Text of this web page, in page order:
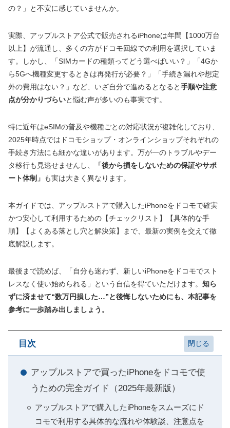
の？」と不安に感じていませんか。
実際、アップルストア公式で販売されるiPhoneは年間【1000万台
以上】が流通し、多くの方がドコモ回線での利用を選択していま
す。しかし、「SIMカードの種類ってどう選べばいい？」「4Gか
ら5Gへ機種変更するときは再発行が必要？」「手続き漏れや想定
外の費用はない？」など、いざ自分で進めるとなると手順や注意
点が分かりづらいと悩む声が多いのも事実です。
特に近年はeSIMの普及や機種ごとの対応状況が複雑化しており、
2025年時点ではドコモショップ・オンラインショップそれぞれの
手続き方法にも細かな違いがあります。万が一のトラブルやデー
タ移行も見逃せませんし、
「後から損をしないための保証やサポ
ート体制」 も実は大きく異なります。
本ガイドでは、アップルストアで購入したiPhoneをドコモで確実
かつ安心して利用するための【チェックリスト】【具体的な手
順】【よくある落とし穴と解決策】まで、最新の実例を交えて徹
底解説します。
最後まで読めば、「自分も迷わず、新しいiPhoneをドコモでスト
レスなく使い始められる」という自信を得ていただけます。 知ら
ずに済ませて“数万円損した…”と後悔しないためにも、本記事を
参考に一歩踏み出しましょう。
目次
アップルストアで買ったiPhoneをドコモで使
うための完全ガイド（2025年最新版）
アップルストアで購入したiPhoneをスムーズにド
コモで利用する具体的な流れや体験談、注意点を